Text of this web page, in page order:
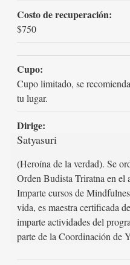
Costo de recuperación:
$750
Cupo:
Cupo limitado, se
tu lugar.
Dirige:
Satyasuri
(Heroína de la verdad). Se
Orden Budista Triratna en el
Imparte cursos de
vida, es maestra certificada
imparte actividades del
parte de la Coordinación de